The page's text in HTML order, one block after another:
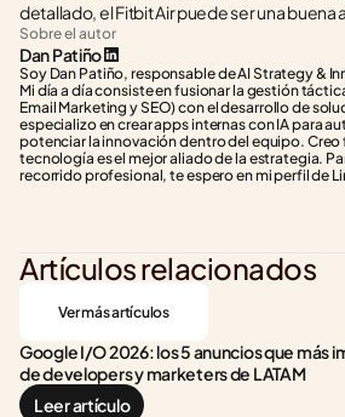
detallado, el Fitbit Air puede ser una buena
Sobre el autor
Dan Patiño
Soy Dan Patiño, responsable de AI Strategy &
Mi día a día consiste en fusionar la gestión
Email Marketing y SEO) con el desarrollo de
especializo en crear apps internas con IA para
potenciar la innovación dentro del equipo. Creo
tecnología es el mejor aliado de la estrategia.
recorrido profesional, te espero en mi perfil de
Artículos relacionados
Ver más artículos
Google I/O 2026: los 5 anuncios que más
de developers y marketers de LATAM
Leer artículo